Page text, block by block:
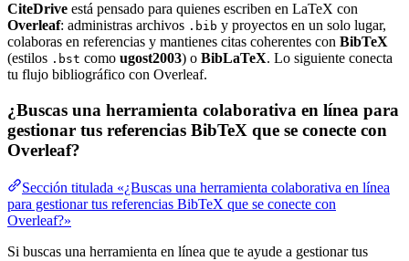
CiteDrive está pensado para quienes escriben en LaTeX con
Overleaf: administras archivos .bib y proyectos en un solo lugar,
colaboras en referencias y mantienes citas coherentes con BibTeX
(estilos .bst como ugost2003) o BibLaTeX. Lo siguiente conecta
tu flujo bibliográfico con Overleaf.
¿Buscas una herramienta colaborativa en línea para
gestionar tus referencias BibTeX que se conecte con
Overleaf?
Sección titulada «¿Buscas una herramienta colaborativa en línea
para gestionar tus referencias BibTeX que se conecte con
Overleaf?»
Si buscas una herramienta en línea que te ayude a gestionar tus